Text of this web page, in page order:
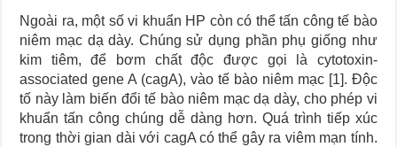
Ngoài ra, một số vi khuẩn HP còn có thể tấn công tế bào
niêm mạc dạ dày. Chúng sử dụng phần phụ giống như
kim tiêm, để bơm chất độc được gọi là cytotoxin-
associated gene A (cagA), vào tế bào niêm mạc [1]. Độc
tố này làm biến đổi tế bào niêm mạc dạ dày, cho phép vi
khuẩn tấn công chúng dễ dàng hơn. Quá trình tiếp xúc
trong thời gian dài với cagA có thể gây ra viêm mạn tính.